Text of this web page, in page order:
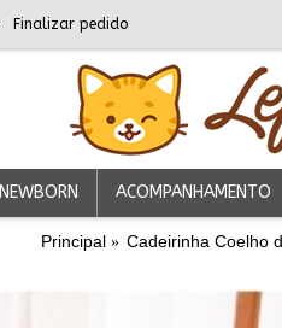
Finalizar pedido
NEWBORN ACOMPANHAMENTO
Principal Cadeirinha Coelho